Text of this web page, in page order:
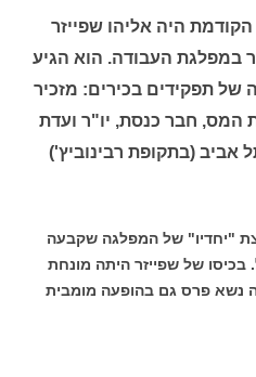
היה אליהו שפייזר
במפלגת העבודה. הוא הגיע
תפקידים בכירים: מזכיר
המס, חבר כנסת, יו"ר ועדת
אביב (בתקופת רבינוביץ')
"יחדיו" של המפלגה שקבעה
בכיסו של שפייזר היתה מונחת
נשא פרס גם בהופעה מומבית